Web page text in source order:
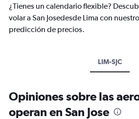
¿Tienes un calendario flexible?
volar a San Josedesde Lima con
predicción de precios.
LIM-SJC
Opiniones sobre las
operan en San Jose